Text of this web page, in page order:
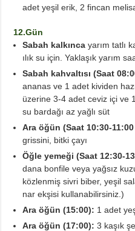
adet yeşil erik, 2 fincan
12.Gün
Sabah kalkınca yarım tatlı
ılık su için. Yaklaşık yarım
Sabah kahvaltısı (Saat
ananas ve 1 adet kividen
üzerine 3-4 adet ceviz içi ve
su bardağı az yağlı süt
Ara öğün (Saat 10:30-11:00
grissini, bitki çayı
Öğle yemeği (Saat 12:30-
dana bonfile veya yağsız
közlenmiş sivri biber, yeşil
nar ekşisi kullanabilirsiniz.)
Ara öğün (15:00): 1 adet
Ara öğün (17:00): 3 kaşık